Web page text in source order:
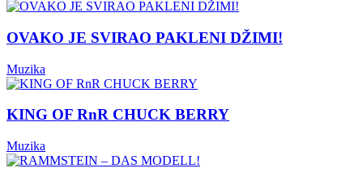
OVAKO JE SVIRAO PAKLENI DŽIMI!
Muzika
KING OF RnR CHUCK BERRY
Muzika